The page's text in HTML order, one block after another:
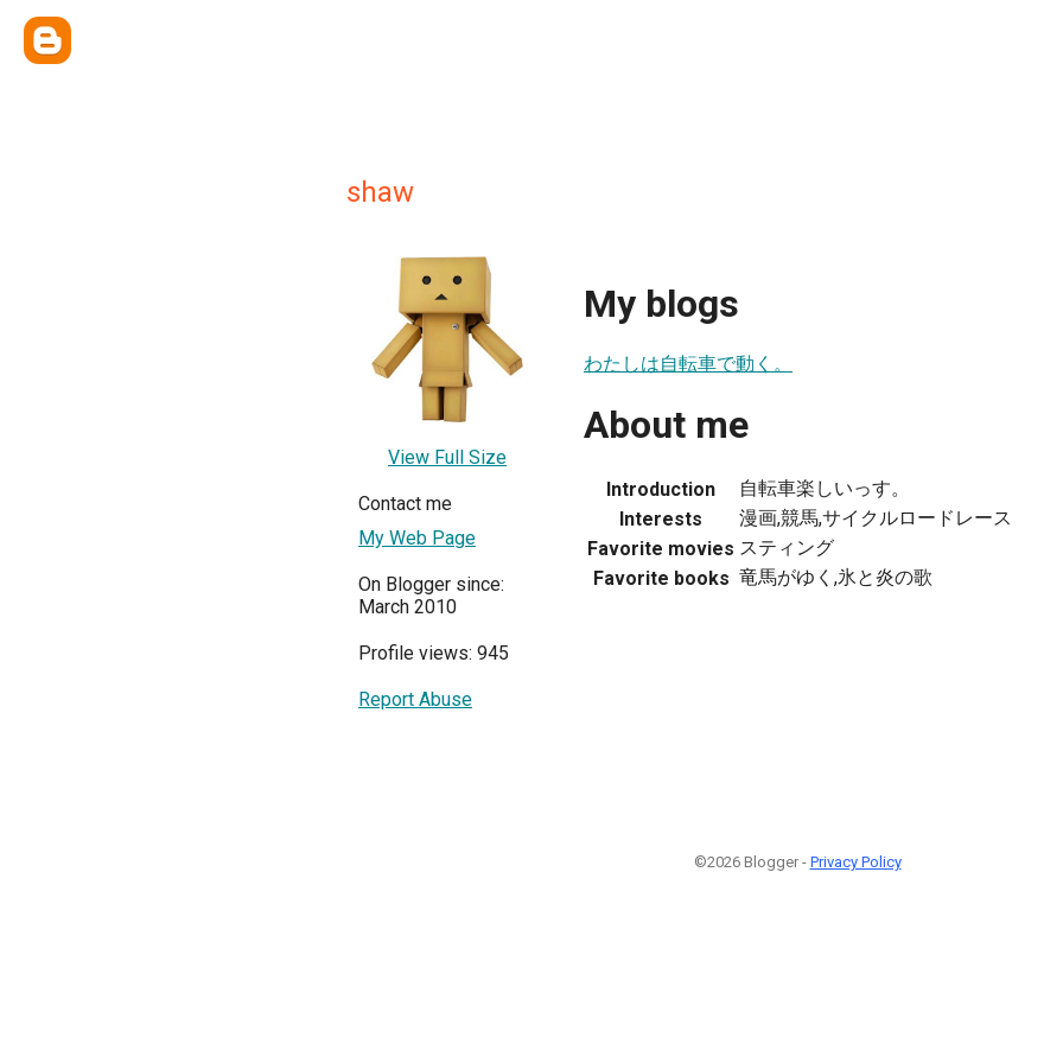
shaw
View Full Size
Contact me
My Web Page
On Blogger since:
March 2010
Profile views: 945
Report Abuse
My blogs
わたしは自転車で動く。
About me
Introduction
自転車楽しいっす。
Interests
漫画,競馬,サイクルロードレース
Favorite movies スティング
Favorite books 竜馬がゆく,氷と炎の歌
©2026 Blogger - Privacy Policy